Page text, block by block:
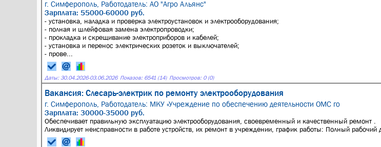
г. Симферополь, Работодатель: АО "Агро Альянс"
Зарплата: 55000-60000 руб.
- установка, наладка и проверка электроустановок и электрооборудования;
- полная и шлейфовая замена электропроводки;
- прокладка и скрещивание электроприборов и кабелей;
- установка и перенос электрических розеток и выключателей;
- прове...
Даты: 30.04.2026-03.06.2026 Показов: 6541 (14) Просмотров: 0 (0)
Вакансия: Слесарь-электрик по ремонту электрооборудования
г. Симферополь, Работодатель: МКУ «Учреждение по обеспечению деятельности ОМС го
Зарплата: 30000-35000 руб.
Обеспечивает правильную эксплуатацию электрооборудования, своевременный и качественный ремонт .
Ликвидирует неисправности в работе устройств, их ремонт в учреждении, график работы: Полный рабочий